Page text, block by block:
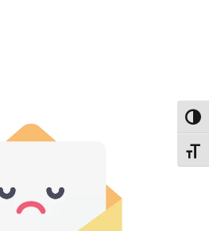
הפעל/כבה ניגודיות גבוהה
מתג גודל גופן